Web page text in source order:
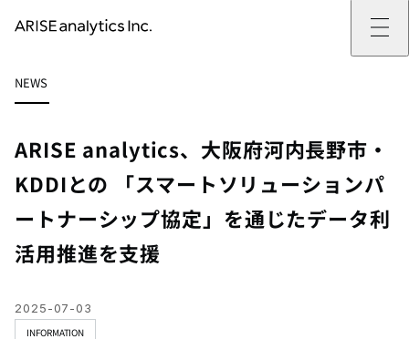
ARISE analyticsとはトップ
ミッション・バリュー
働きがいのある会社づくり
サービス
提供サービストップ
カスタマーサポート改革
ドローン・ビジネス活用
データ・AI人材育成支援
実績
データドリブン改革の推進支援
新規事業の立ち上げ支援
データ分析基盤の構築・活用支援
企業情報
企業情報トップ
会社概要
CEOメッセージ
サステナビリティ
お問い合わせ
ニュース
ニューストップ
インフォメーション
プレスリリース
イベント
技術情報
技術情報トップ
TECH BLOG
PAPER
OTHERS
採用
採用トップ
新卒採用
中途採用
キャリア開発
働く環境
NEWS
ARISE analytics、大阪府河内長野市・
KDDIとの 「スマートソリューションパ
ートナーシップ協定」を通じたデータ利
活用推進を支援
INFORMATION
2025-07-03